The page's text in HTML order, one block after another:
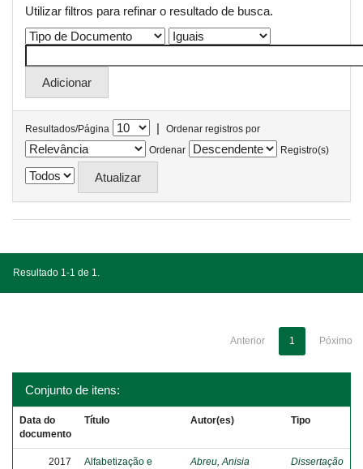
Utilizar filtros para refinar o resultado de busca.
Resultados/Página |
Ordenar registros por
Ordenar
Registro(s)
Resultado 1-1 de 1.
Anterior 1 Póximo
Conjunto de itens:
Data do
documento
Título Autor(es) Tipo
2017
Alfabetização e
Abreu, Anisia
Dissertação